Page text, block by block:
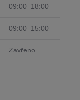
09:00–18:00
09:00–15:00
Zavřeno